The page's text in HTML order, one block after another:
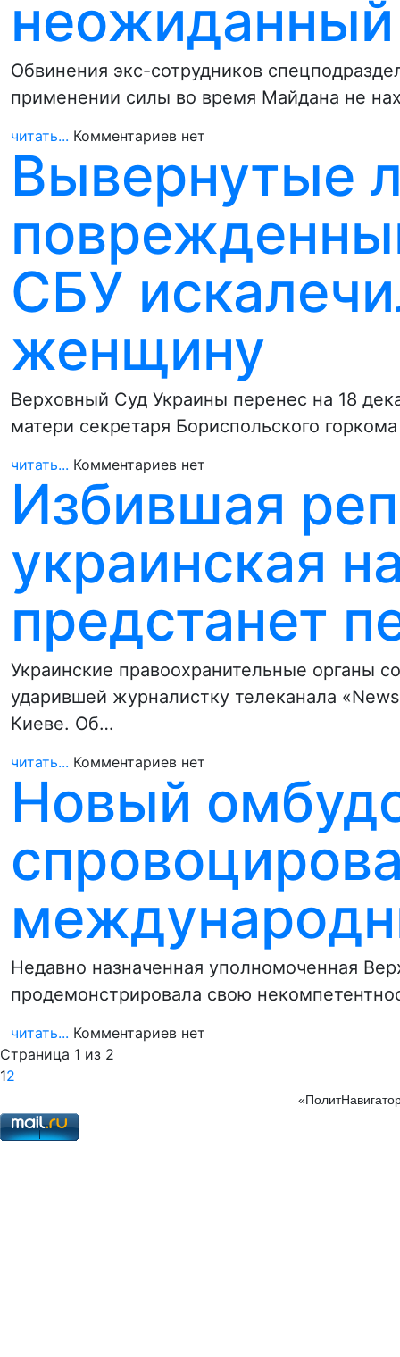
Обвинения экс-сотрудников
применении силы во время Майдана не
читать... Комментариев нет
Вывернутые
СБУ
женщину
Верховный Суд Украины перенес на 18
матери секретаря Бориспольского
читать... Комментариев нет
Избившая
украинская
предстанет
Украинские правоохранительные органы
ударившей журналистку телеканала
Киеве. Об…
читать... Комментариев нет
Новый
Недавно назначенная уполномоченная
продемонстрировала свою
читать... Комментариев нет
Страница 1 из 2
12